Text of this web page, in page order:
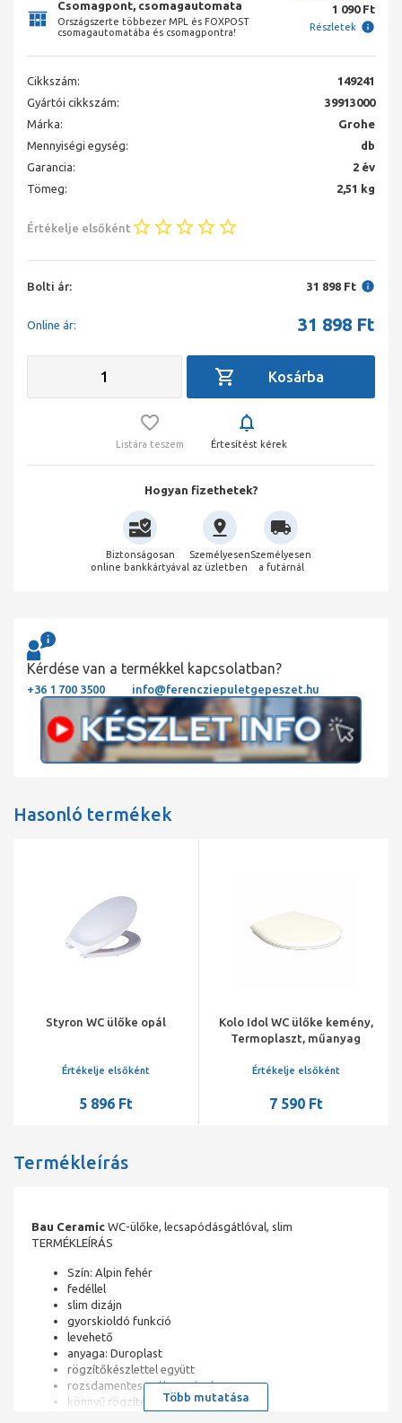
Csomagpont, csomagautomata
Országszerte többezer MPL és FOXPOST
csomagautomatába és csomagpontra!
1 090 Ft
Részletek
Cikkszám:
149241
Gyártói cikkszám:
39913000
Márka:
Grohe
Mennyiségi egység:
db
Garancia:
2 év
Tömeg:
2,51 kg
Értékelje elsőként
Bolti ár: 31 898 Ft
Online ár: 31 898 Ft
Listára teszem Értesítést kérek
Hogyan fizethetek?
Biztonságosan
online bankkártyával
Személyesen
az üzletben
Személyesen
a futárnál
Kérdése van a termékkel kapcsolatban?
+36 1 700 3500 info@ferencziepuletgepeszet.hu
Hasonló termékek
Styron WC ülőke opál
Értékelje elsőként
5 896 Ft
Kolo Idol WC ülőke kemény,
Termoplaszt, műanyag
Értékelje elsőként
7 590 Ft
Termékleírás
Bau Ceramic WC-ülőke, lecsapódásgátlóval, slim
TERMÉKLEÍRÁS
Szín: Alpin fehér
fedéllel
slim dizájn
gyorskioldó funkció
levehető
anyaga: Duroplast
rögzítőkészlettel együtt
rozsdamentes acél zsanérok
könnyű rögzítés felülrőlTöbb mutatása